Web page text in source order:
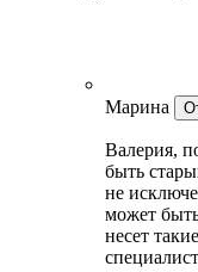
Марина
Валерия,
быть
не
может
несет